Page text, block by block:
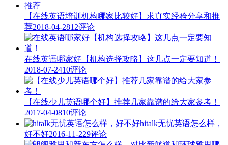
【在线英语培训机构哪家比较好】求真实经验分享和推
荐2018-04-2812评论
在线英语哪家好【机构选择攻略】这几点一定要知道！
2018-07-2410评论
【在线少儿英语哪个好】推荐几家靠谱的给大家参考！
2017-04-0810评论
hitalk无忧英语怎么样，
好不好2016-11-229评论